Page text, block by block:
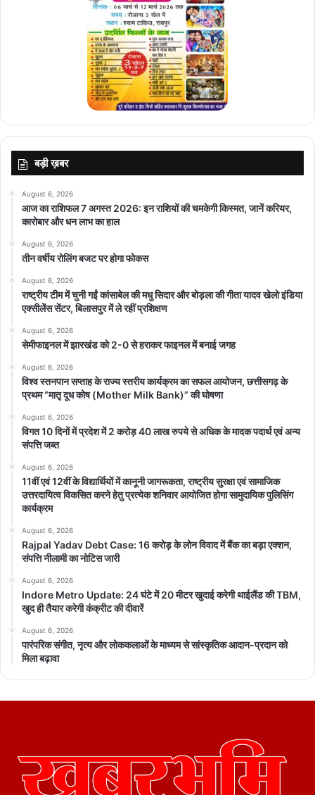
बड़ी ख़बर
August 6, 2026
आज का राशिफल 7 अगस्त 2026: इन राशियों की चमकेगी किस्मत, जानें करियर,
कारोबार और धन लाभ का हाल
August 6, 2026
तीन वर्षीय रोलिंग बजट पर होगा फोकस
August 6, 2026
राष्ट्रीय टीम में चुनी गईं कांसाबेल की मधु सिदार और बोड़ला की गीता यादव खेलो इंडिया
एक्सीलेंस सेंटर, बिलासपुर में ले रहीं प्रशिक्षण
August 6, 2026
सेमीफाइनल में झारखंड को 2-0 से हराकर फाइनल में बनाई जगह
August 6, 2026
विश्व स्तनपान सप्ताह के राज्य स्तरीय कार्यक्रम का सफल आयोजन, छत्तीसगढ़ के
प्रथम “मातृ दूध कोष (Mother Milk Bank)” की घोषणा
August 6, 2026
विगत 10 दिनों में प्रदेश में 2 करोड़ 40 लाख रुपये से अधिक के मादक पदार्थ एवं अन्य
संपत्ति जब्त
August 6, 2026
11वीं एवं 12वीं के विद्यार्थियों में कानूनी जागरूकता, राष्ट्रीय सुरक्षा एवं सामाजिक
उत्तरदायित्व विकसित करने हेतु प्रत्येक शनिवार आयोजित होगा सामुदायिक पुलिसिंग
कार्यक्रम
August 6, 2026
Rajpal Yadav Debt Case: 16 करोड़ के लोन विवाद में बैंक का बड़ा एक्शन,
संपत्ति नीलामी का नोटिस जारी
August 6, 2026
Indore Metro Update: 24 घंटे में 20 मीटर खुदाई करेगी थाईलैंड की TBM,
खुद ही तैयार करेगी कंक्रीट की दीवारें
August 6, 2026
पारंपरिक संगीत, नृत्य और लोककलाओं के माध्यम से सांस्कृतिक आदान-प्रदान को
मिला बढ़ावा